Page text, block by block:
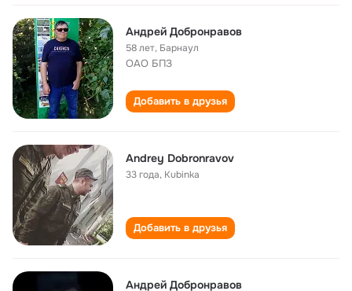
Андрей Добронравов
58 лет, Барнаул
ОАО БПЗ
Добавить в друзья
Andrey Dobronravov
33 года, Kubinka
Добавить в друзья
Андрей Добронравов